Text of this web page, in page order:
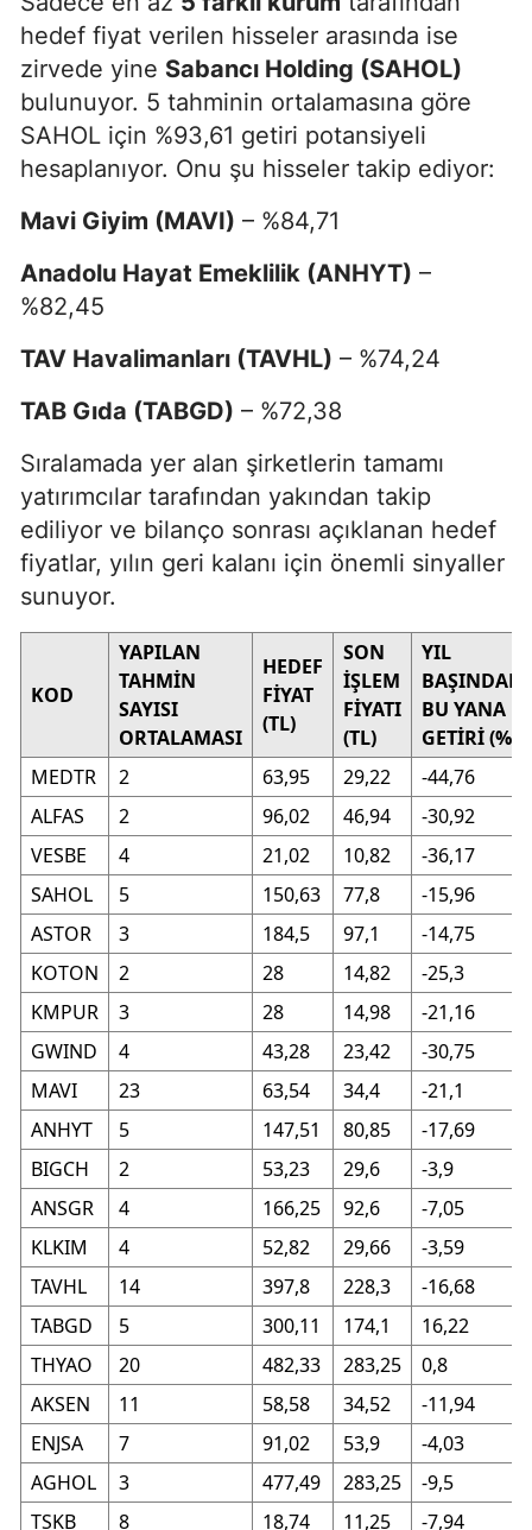
hedef fiyat verilen hisseler arasında ise
zirvede yine Sabancı Holding (SAHOL)
bulunuyor. 5 tahminin ortalamasına göre
SAHOL için %93,61 getiri potansiyeli
hesaplanıyor. Onu şu hisseler takip ediyor:
Mavi Giyim (MAVI) – %84,71
Anadolu Hayat Emeklilik (ANHYT) –
%82,45
TAV Havalimanları (TAVHL) – %74,24
TAB Gıda (TABGD) – %72,38
Sıralamada yer alan şirketlerin tamamı
yatırımcılar tarafından yakından takip
ediliyor ve bilanço sonrası açıklanan hedef
fiyatlar, yılın geri kalanı için önemli sinyaller
sunuyor.
KOD
YAPILAN
TAHMİN
SAYISI
ORTALAMASI
HEDEF
FİYAT
(TL)
SON
İŞLEM
FİYATI
(TL)
YIL
BAŞINDAN
BU YANA
GETİRİ (%)
MEDTR
2 63,95 29,22
-44,76
ALFAS
2 96,02 46,94
-30,92
VESBE
4 21,02 10,82
-36,17
SAHOL
5 150,63 77,8
-15,96
ASTOR
3 184,5 97,1
-14,75
KOTON
2 28 14,82
-25,3
KMPUR
3 28 14,98
-21,16
GWIND
4 43,28 23,42
-30,75
MAVI
23 63,54 34,4
-21,1
ANHYT
5 147,51 80,85
-17,69
BIGCH
2 53,23 29,6
-3,9
ANSGR
4 166,25 92,6
-7,05
KLKIM
4 52,82 29,66
-3,59
TAVHL
14 397,8 228,3
-16,68
TABGD
5 300,11 174,1
16,22
THYAO
20 482,33 283,25
0,8
AKSEN
11 58,58 34,52
-11,94
ENJSA
7 91,02 53,9
-4,03
AGHOL
3 477,49 283,25
-9,5
TSKB
8 18,74 11,25 -7,94